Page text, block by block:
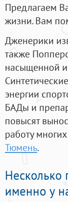
Предлагаем
жизни. Вам
Дженерики
также
насыщенной
энергии
БАДы и
повысят
работу
Тюмень.
Несколько
именно у